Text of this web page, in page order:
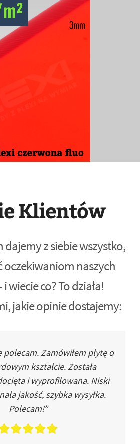
Klientów
dajemy z siebie wszystko,
oczekiwaniom naszych
wiecie co? To działa!
jakie opinie dostajemy:
polecam. Zamówiłem płytę o
kształcie. Została
i wyprofilowana. Niski
jakość, szybka wysyłka.
Polecam!”